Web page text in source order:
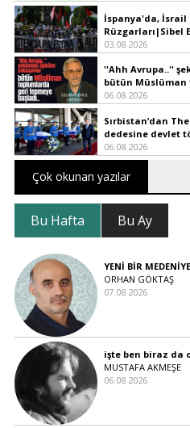
İspanya'da, İsrail
Rüzgarları|Sibel
03.08.2026
''Ahh Avrupa..''
bütün Müslüman
06.08.2026
Sırbistan’dan
dedesine devlet
06.08.2026
Çok okunan yazılar
Bu Hafta Bu Ay
YENİ BİR
ORHAN GÖKTAŞ
07.08.2026
işte ben biraz da
MUSTAFA AKMEŞE
06.08.2026